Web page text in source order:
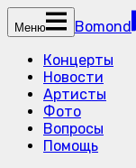
Меню
Bomond
Концерты
Новости
Артисты
Фото
Вопросы
Помощь